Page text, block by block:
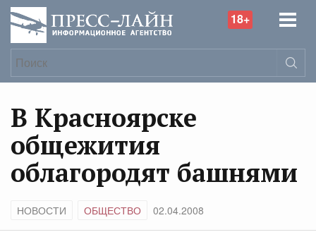
18+
В Красноярске
общежития
облагородят башнями
НОВОСТИ ОБЩЕСТВО 02.04.2008